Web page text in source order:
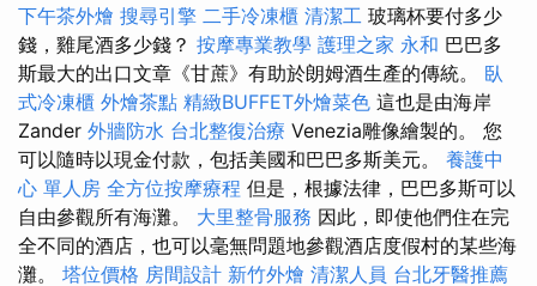
下午茶外燴 搜尋引擎 二手冷凍櫃 清潔工 玻璃杯要付多少
錢，雞尾酒多少錢？ 按摩專業教學 護理之家 永和 巴巴多
斯最大的出口文章《甘蔗》有助於朗姆酒生產的傳統。 臥
式冷凍櫃 外燴茶點 精緻BUFFET外燴菜色 這也是由海岸
Zander 外牆防水 台北整復治療 Venezia雕像繪製的。 您
可以隨時以現金付款，包括美國和巴巴多斯美元。 養護中
心 單人房 全方位按摩療程 但是，根據法律，巴巴多斯可以
自由參觀所有海灘。 大里整骨服務 因此，即使他們住在完
全不同的酒店，也可以毫無問題地參觀酒店度假村的某些海
灘。 塔位價格 房間設計 新竹外燴 清潔人員 台北牙醫推薦